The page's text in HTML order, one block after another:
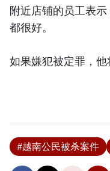
附近店铺的员工表
都很好。
如果嫌犯被定罪，他
#越南公民被杀案件